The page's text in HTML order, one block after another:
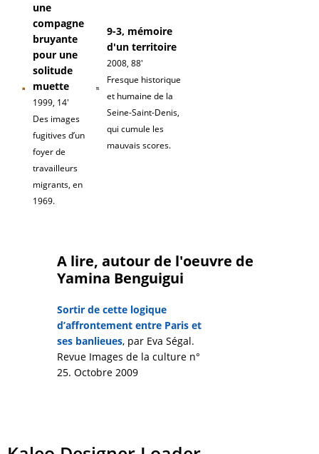
une
compagne
bruyante
pour une
solitude
muette
1999, 14'
Des images
fugitives d’un
foyer de
travailleurs
migrants, en
1969.
9-3, mémoire
d'un territoire
2008, 88'
Fresque historique
et humaine de la
Seine-Saint-Denis,
qui cumule les
mauvais scores.
A lire, autour de l'oeuvre de
Yamina Benguigui
Sortir de cette logique
d’affrontement entre Paris et
ses banlieues, par Eva Ségal.
Revue Images de la culture n°
25. Octobre 2009